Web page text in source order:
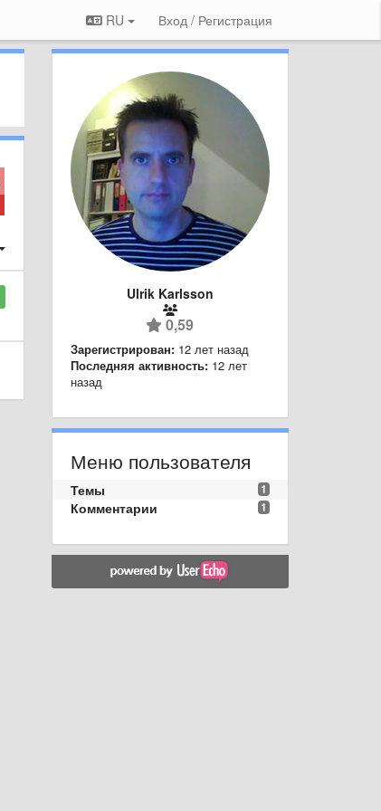
RU Вход / Регистрация
Ulrik Karlsson
0,59
Зарегистрирован: 12 лет назад
Последняя активность: 12 лет
назад
Меню пользователя
1
Темы
1
Комментарии